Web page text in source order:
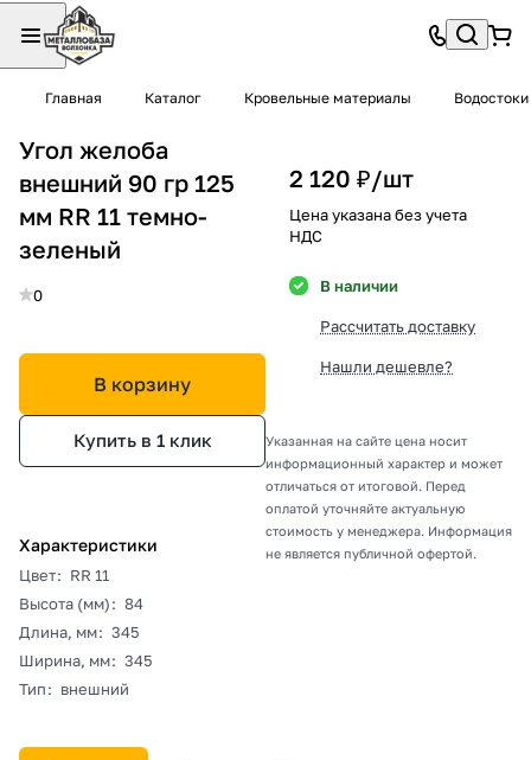
Главная Каталог Кровельные материалы Водостоки
Угол желоба
внешний 90 гр 125
мм RR 11 темно-
зеленый
0
В корзину
Купить в 1 клик
Характеристики
Цвет: RR 11
Высота (мм): 84
Длина, мм: 345
Ширина, мм: 345
Тип: внешний
2 120 ₽/шт
Цена указана без учета
НДС
В наличии
Рассчитать доставку
Нашли дешевле?
Указанная на сайте цена носит
информационный характер и может
отличаться от итоговой. Перед
оплатой уточняйте актуальную
стоимость у менеджера. Информация
не является публичной офертой.